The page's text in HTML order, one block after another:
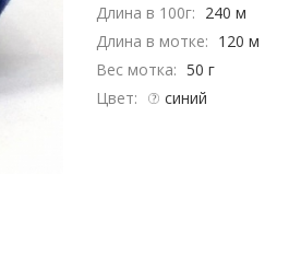
Длина в 100г: 240 м
Длина в мотке: 120 м
Вес мотка: 50 г
Цвет:
синий